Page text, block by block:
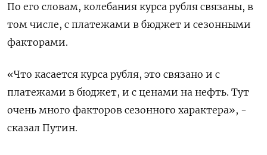
По его словам, колебания курса рубля связаны, в
том числе, с платежами в бюджет и сезонными
факторами.
«Что касается курса рубля, это связано и с
платежами в бюджет, и с ценами на нефть. Тут
очень много факторов сезонного характера», -
сказал Путин.